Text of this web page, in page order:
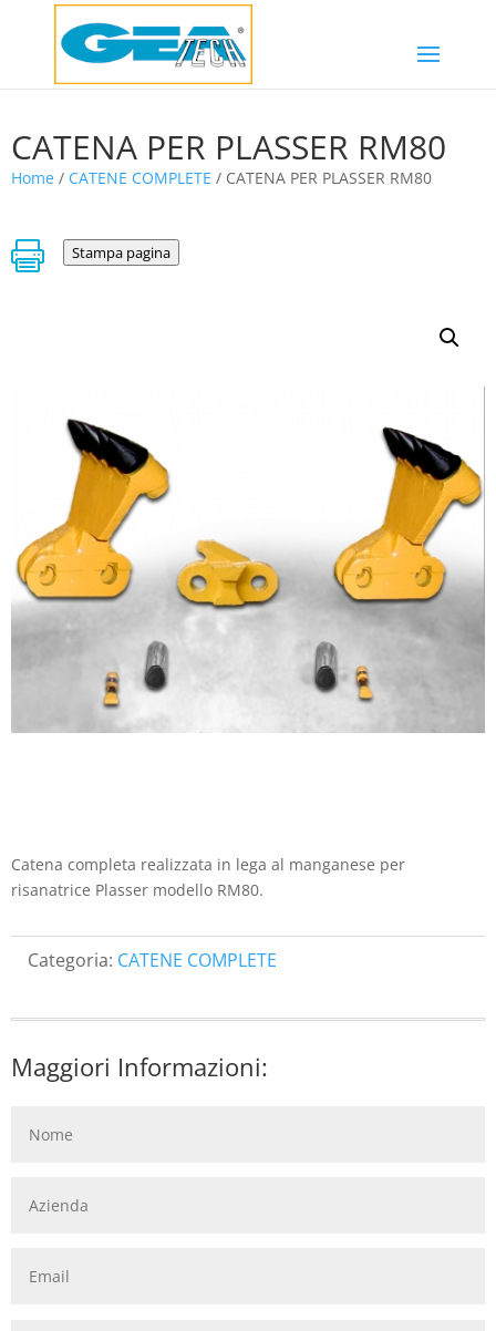
CATENA PER PLASSER RM80
Home / CATENE COMPLETE / CATENA PER PLASSER RM80
 Stampa pagina
Catena completa realizzata in lega al manganese per
risanatrice Plasser modello RM80.
Categoria: CATENE COMPLETE
Maggiori Informazioni: